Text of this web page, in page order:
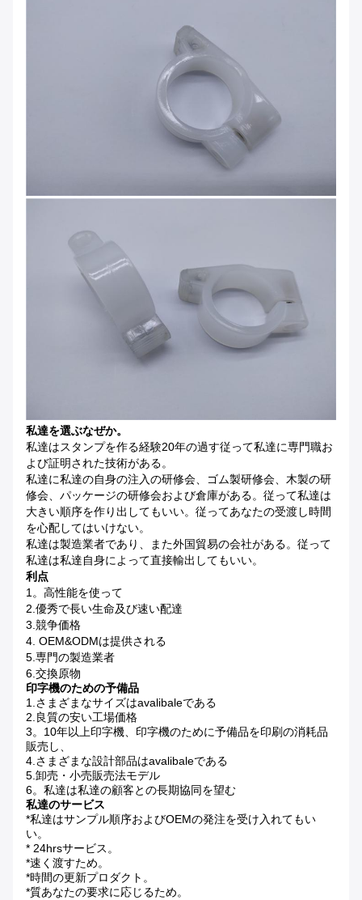
私達を選ぶなぜか。
私達はスタンプを作る経験20年の過す従って私達に専門職お
よび証明された技術がある。
私達に私達の自身の注入の研修会、ゴム製研修会、木製の研
修会、パッケージの研修会および倉庫がある。従って私達は
大きい順序を作り出してもいい。従ってあなたの受渡し時間
を心配してはいけない。
私達は製造業者であり、また外国貿易の会社がある。従って
私達は私達自身によって直接輸出してもいい。
利点
1。高性能を使って
2.優秀で長い生命及び速い配達
3.競争価格
4. OEM&ODMは提供される
5.専門の製造業者
6.交換原物
印字機のための予備品
1.さまざまなサイズはavalibaleである
2.良質の安い工場価格
3。10年以上印字機、印字機のために予備品を印刷の消耗品
販売し、
4.さまざまな設計部品はavalibaleである
5.卸売・小売販売法モデル
6。私達は私達の顧客との長期協同を望む
私達のサービス
*私達はサンプル順序およびOEMの発注を受け入れてもい
い。
* 24hrsサービス。
*速く渡すため。
*時間の更新プロダクト。
*質あなたの要求に応じるため。